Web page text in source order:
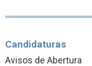
Candidaturas
Avisos de Abertura